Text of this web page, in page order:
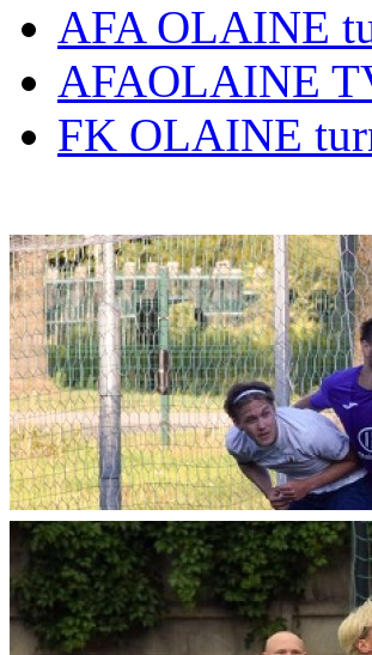
AFA OLAINE
AFAOLAINE
FK OLAINE